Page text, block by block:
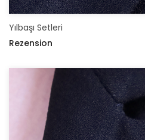
Yılbaşı Setleri
Rezension